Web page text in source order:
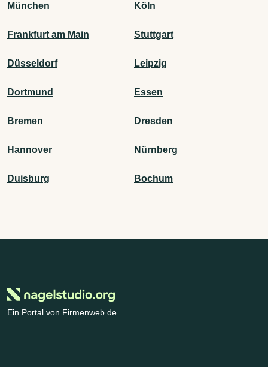
München Köln
Frankfurt am Main Stuttgart
Düsseldorf Leipzig
Dortmund Essen
Bremen Dresden
Hannover Nürnberg
Duisburg Bochum
Ein Portal von Firmenweb.de